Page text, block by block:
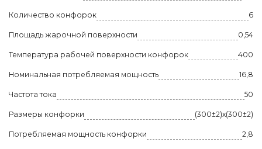
Количество конфорок 6
Площадь жарочной поверхности 0,54
Температура рабочей поверхности конфорок 400
Номинальная потребляемая мощность 16,8
Частота тока 50
Размеры конфорки (300±2)х(300±2)
Потребляемая мощность конфорки 2,8